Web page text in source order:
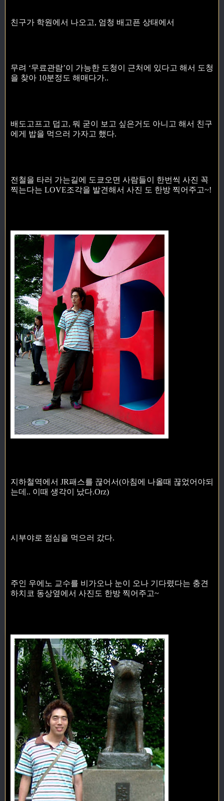
친구가 학원에서 나오고, 엄청 배고픈 상태에서
무려 ‘무료관람’이 가능한 도청이 근처에 있다고 해서 도청
을 찾아 10분정도 해매다가..
배도고프고 덥고, 뭐 굳이 보고 싶은거도 아니고 해서 친구
에게 밥을 먹으러 가자고 했다.
전철을 타러 가는길에 도쿄오면 사람들이 한번씩 사진 꼭
찍는다는 LOVE조각을 발견해서 사진 도 한방 찍어주고~!
지하철역에서 JR패스를 끊어서(아침에 나올때 끊었어야되
는데.. 이때 생각이 났다.Orz)
시부야로 점심을 먹으러 갔다.
주인 우에노 교수를 비가오나 눈이 오나 기다렸다는 충견
하치코 동상옆에서 사진도 한방 찍어주고~